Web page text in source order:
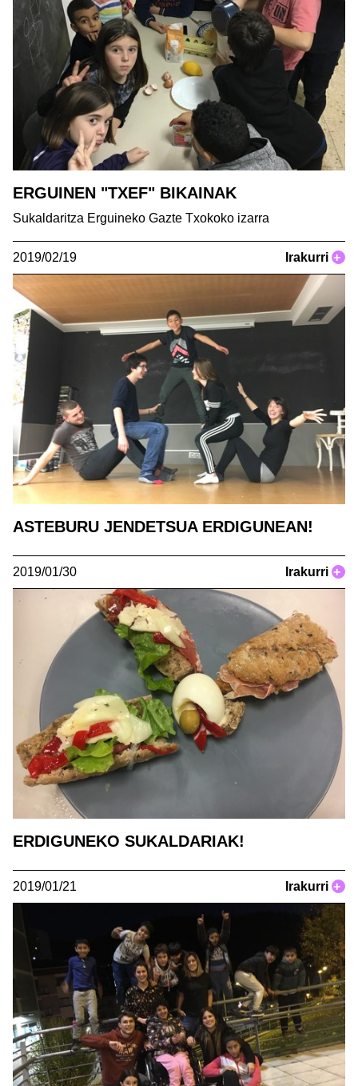
ERGUINEN "TXEF" BIKAINAK
Sukaldaritza Erguineko Gazte Txokoko izarra
2019/02/19 Irakurri +
ASTEBURU JENDETSUA ERDIGUNEAN!
2019/01/30 Irakurri +
ERDIGUNEKO SUKALDARIAK!
2019/01/21 Irakurri +